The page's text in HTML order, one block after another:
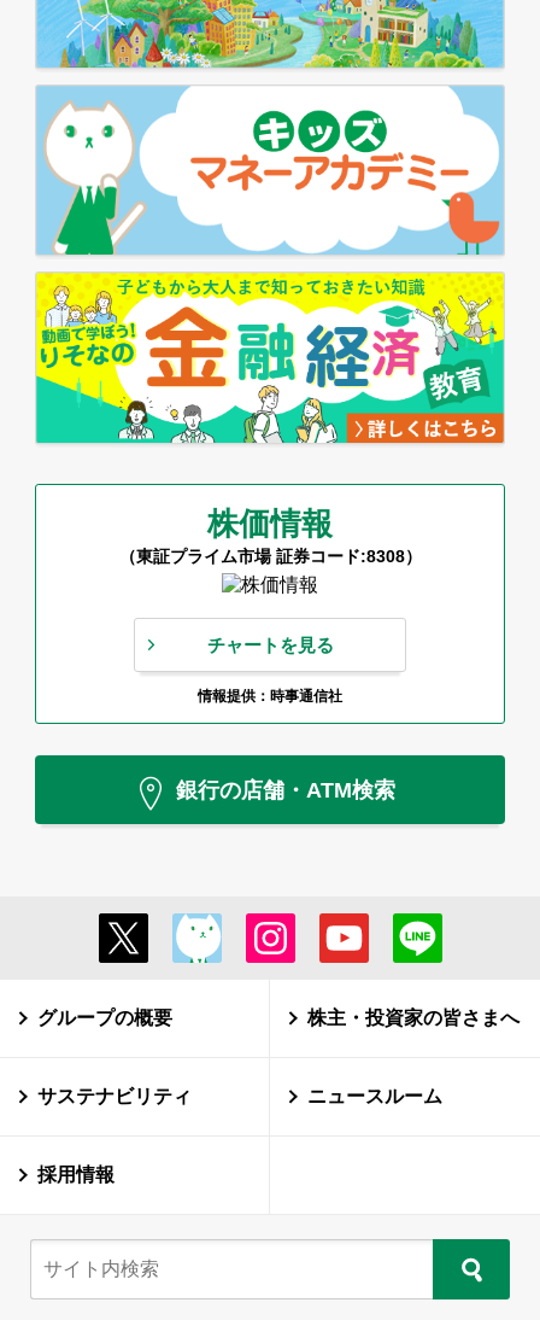
株価情報
（東証プライム市場 証券コード:8308）
チャートを見る
情報提供：時事通信社
銀行の店舗・ATM検索
グループの概要 株主・投資家の皆さまへ
サステナビリティ ニュースルーム
採用情報